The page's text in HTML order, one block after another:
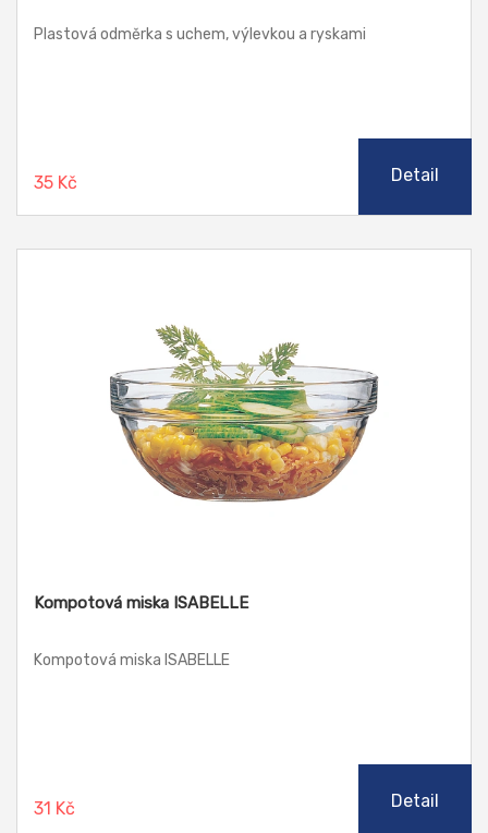
Plastová odměrka s uchem, výlevkou a ryskami
35 Kč Detail
Kompotová miska ISABELLE
Kompotová miska ISABELLE
31 Kč Detail